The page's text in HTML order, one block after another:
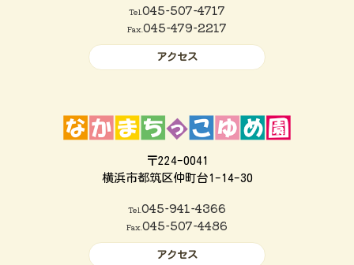
Tel. 045-507-4717
Fax.045-479-2217
アクセス
〒224-0041
横浜市都筑区仲町台1-14-30
Tel. 045-941-4366
Fax.045-507-4486
アクセス